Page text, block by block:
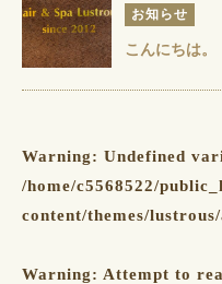
お知らせ
こんにちは。
Warning: Undefined
/home/c5568522/
content/themes/
Warning: Attempt to